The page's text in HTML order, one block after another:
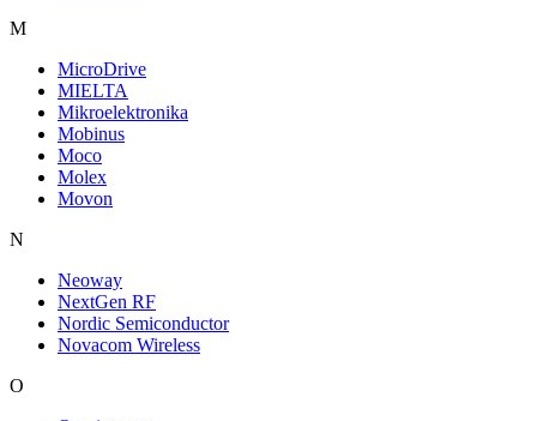
M
MicroDrive
MIELTA
Mikroelektronika
Mobinus
Moco
Molex
Movon
N
Neoway
NextGen RF
Nordic Semiconductor
Novacom Wireless
O